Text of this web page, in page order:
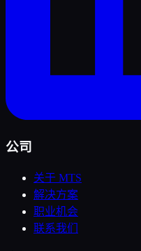
公司
关于 MTS
解决方案
职业机会
联系我们